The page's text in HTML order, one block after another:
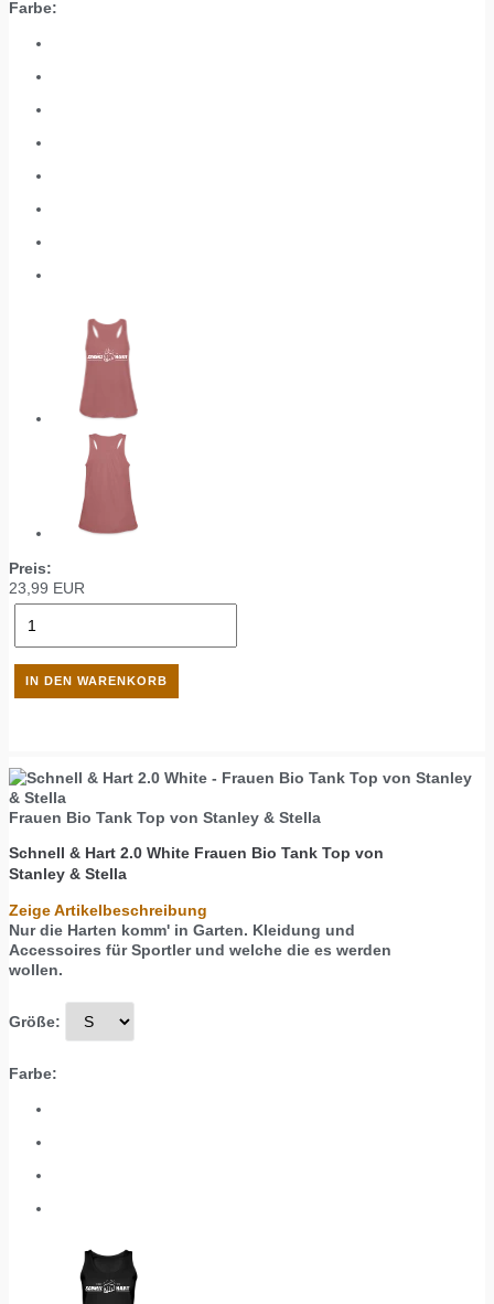
Farbe:
Preis:
23,99 EUR
Frauen Bio Tank Top von Stanley & Stella
Schnell & Hart 2.0 White Frauen Bio Tank Top von
Stanley & Stella
Zeige Artikelbeschreibung
Nur die Harten komm' in Garten. Kleidung und
Accessoires für Sportler und welche die es werden
wollen.
Größe:
Farbe: